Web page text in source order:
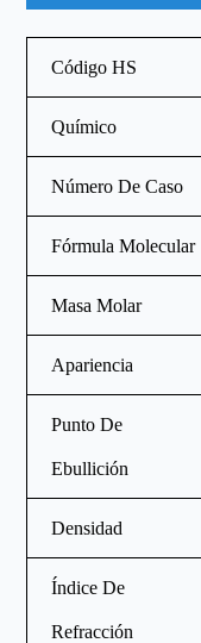
Código HS
Químico
Número De Caso
Fórmula Molecular
Masa Molar
Apariencia
Punto De
Ebullición
Densidad
Índice De
Refracción